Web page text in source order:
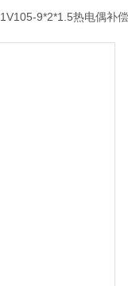
9*2*1.5热电偶补